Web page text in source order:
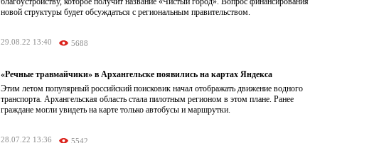
новой структуры будет обсуждаться с региональным правительством.
29.08.22 13:40 5688
«Речные травмайчики» в Архангельске появились на картах Яндекса
Этим летом популярный российский поисковик начал отображать движение водного
транспорта. Архангельская область стала пилотным регионом в этом плане. Ранее
граждане могли увидеть на карте только автобусы и маршрутки.
28.07.22 13:36 5542